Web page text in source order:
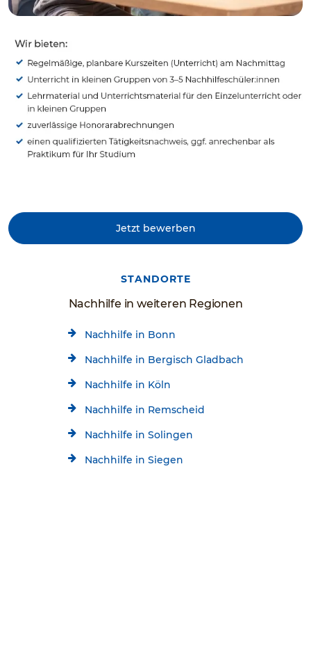
Jetzt bewerben
STANDORTE
Nachhilfe in weiteren Regionen
Nachhilfe in Bonn
Nachhilfe in Bergisch Gladbach
Nachhilfe in Köln
Nachhilfe in Remscheid
Nachhilfe in Solingen
Nachhilfe in Siegen